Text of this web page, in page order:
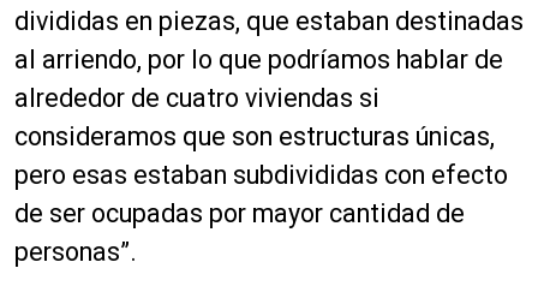
divididas en piezas, que estaban destinadas
al arriendo, por lo que podríamos hablar de
alrededor de cuatro viviendas si
consideramos que son estructuras únicas,
pero esas estaban subdivididas con efecto
de ser ocupadas por mayor cantidad de
personas”.